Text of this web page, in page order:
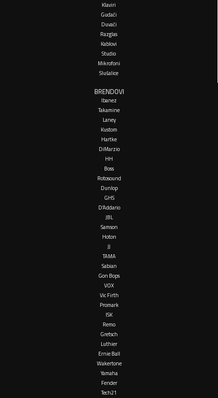
Klaviri
Gudači
Duvači
Razglas
Kablovi
Studio
Mikrofoni
Slušalice
BRENDOVI
Ibanez
Takamine
Laney
Kustom
Hartke
DiMarzio
HH
Boss
Rotosound
Dunlop
GHS
D’Addario
JBL
Samson
Hoton
JJ
TAMA
Sabian
Gon Bops
VOX
Vic Firth
Promark
ISK
Remo
Gretsch
Luthier
Ernie Ball
Wakertone
Yamaha
Fender
Tech21